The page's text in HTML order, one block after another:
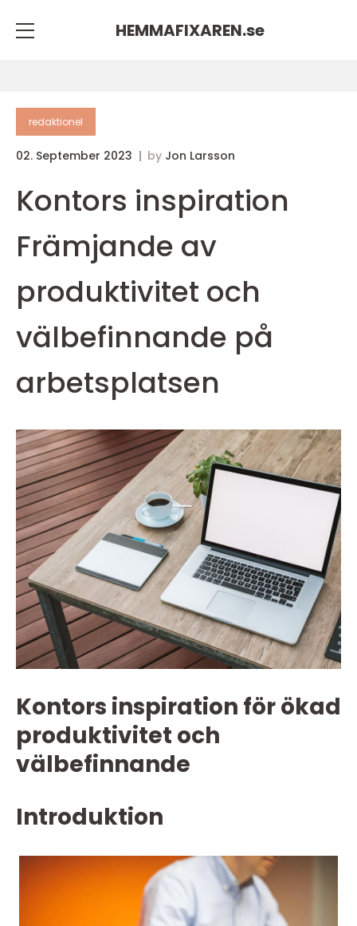
HEMMAFIXAREN.se
redaktionel
02. September 2023 by Jon Larsson
Kontors inspiration
Främjande av
produktivitet och
välbefinnande på
arbetsplatsen
Kontors inspiration för ökad
produktivitet och
välbefinnande
Introduktion